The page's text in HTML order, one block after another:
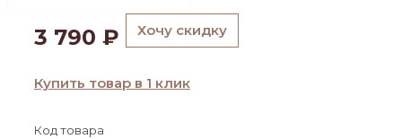
3 790 ₽ Хочу скидку
Купить товар в 1 клик
Код товара